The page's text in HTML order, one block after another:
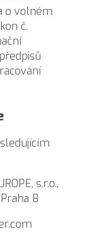
o volném
č.
s.r.o.,
8